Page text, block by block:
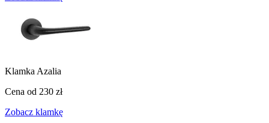
Klamka Azalia
Cena od 230 zł
Zobacz klamkę